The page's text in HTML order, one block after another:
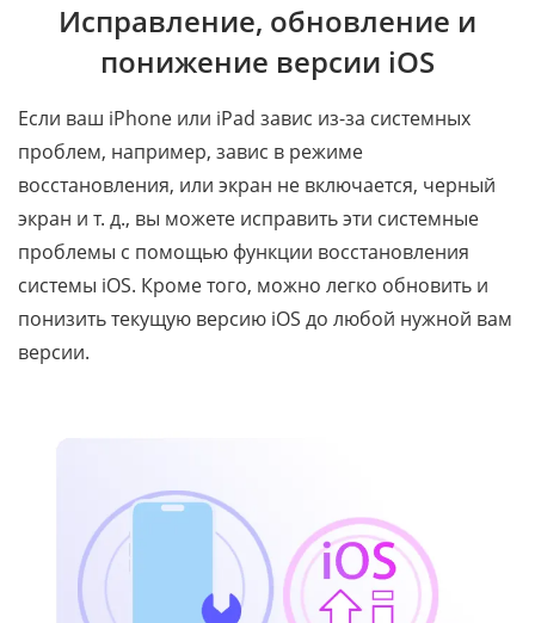
Исправление, обновление и
понижение версии iOS
Если ваш iPhone или iPad завис из-за системных
проблем, например, завис в режиме
восстановления, или экран не включается, черный
экран и т. д., вы можете исправить эти системные
проблемы с помощью функции восстановления
системы iOS. Кроме того, можно легко обновить и
понизить текущую версию iOS до любой нужной вам
версии.